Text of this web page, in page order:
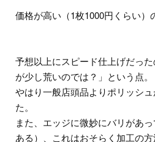
価格が高い（1枚1000円くらい）
予想以上にスピード仕上げだっ
が少し荒いのでは？」という点。
やはり一般店頭品よりポリッシ
た。
また、エッジに微妙にバリがあ
ある）、これはおそらく加工の